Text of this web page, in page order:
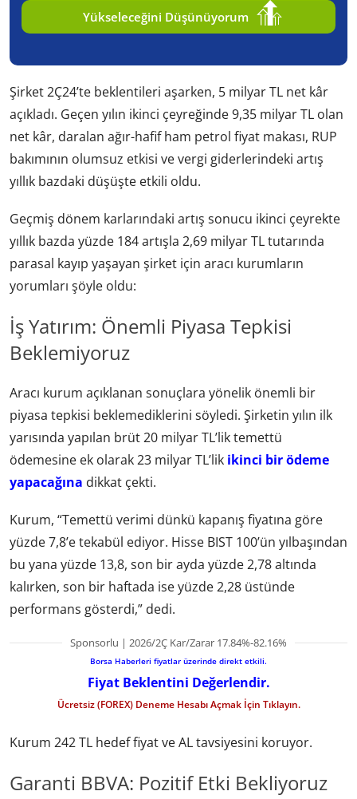
Yükseleceğini Düşünüyorum
Şirket 2Ç24’te beklentileri aşarken, 5 milyar TL net kâr
açıkladı. Geçen yılın ikinci çeyreğinde 9,35 milyar TL olan
net kâr, daralan ağır-hafif ham petrol fiyat makası, RUP
bakımının olumsuz etkisi ve vergi giderlerindeki artış
yıllık bazdaki düşüşte etkili oldu.
Geçmiş dönem karlarındaki artış sonucu ikinci çeyrekte
yıllık bazda yüzde 184 artışla 2,69 milyar TL tutarında
parasal kayıp yaşayan şirket için aracı kurumların
yorumları şöyle oldu:
İş Yatırım: Önemli Piyasa Tepkisi
Beklemiyoruz
Aracı kurum açıklanan sonuçlara yönelik önemli bir
piyasa tepkisi beklemediklerini söyledi. Şirketin yılın ilk
yarısında yapılan brüt 20 milyar TL’lik temettü
ödemesine ek olarak 23 milyar TL’lik ikinci bir ödeme
yapacağına dikkat çekti.
Kurum, “Temettü verimi dünkü kapanış fiyatına göre
yüzde 7,8’e tekabül ediyor. Hisse BIST 100’ün yılbaşından
bu yana yüzde 13,8, son bir ayda yüzde 2,78 altında
kalırken, son bir haftada ise yüzde 2,28 üstünde
performans gösterdi,” dedi.
Sponsorlu | 2026/2Ç Kar/Zarar 17.84%-82.16%
Borsa Haberleri fiyatlar üzerinde direkt etkili.
Fiyat Beklentini Değerlendir.
Ücretsiz (FOREX) Deneme Hesabı Açmak İçin Tıklayın.
Kurum 242 TL hedef fiyat ve AL tavsiyesini koruyor.
Garanti BBVA: Pozitif Etki Bekliyoruz